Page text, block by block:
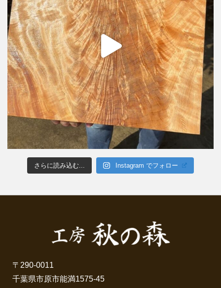
さらに読み込む... Instagram でフォロー
〒290-0011
千葉県市原市能満1575-45